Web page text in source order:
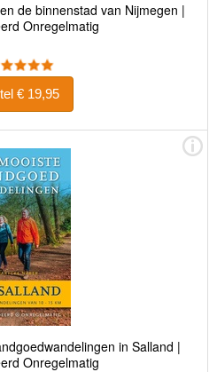
de binnenstad van Nijmegen |
Onregelmatig
Bestel € 19,95
in Salland |
Onregelmatig